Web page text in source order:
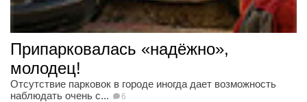
Припарковалась «надёжно»,
молодец!
Отсутствие парковок в городе иногда дает возможность
наблюдать очень с...
6